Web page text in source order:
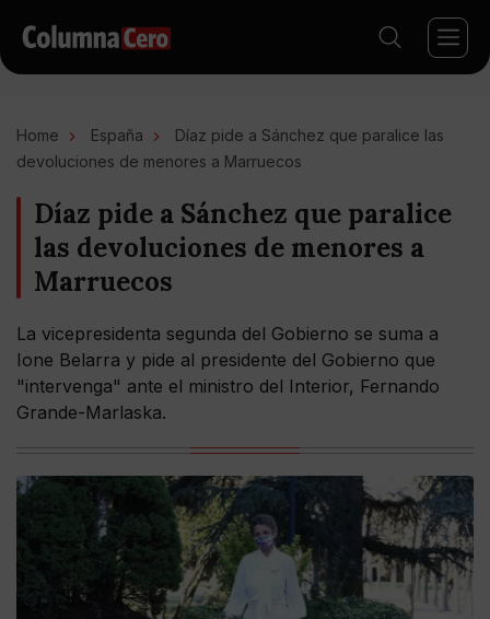
Home España
Díaz pide a Sánchez que paralice las
devoluciones de menores a Marruecos
Díaz pide a Sánchez que paralice
las devoluciones de menores a
Marruecos
La vicepresidenta segunda del Gobierno se suma a
Ione Belarra y pide al presidente del Gobierno que
"intervenga" ante el ministro del Interior, Fernando
Grande-Marlaska.